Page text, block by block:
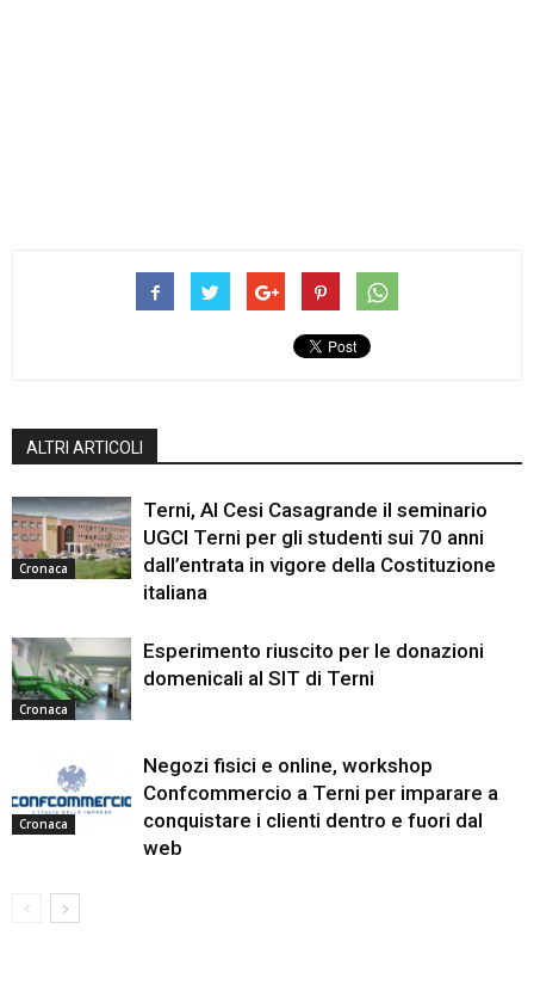
ALTRI ARTICOLI
Cronaca
Terni, Al Cesi Casagrande il seminario
UGCI Terni per gli studenti sui 70 anni
dall’entrata in vigore della Costituzione
italiana
Cronaca
Esperimento riuscito per le donazioni
domenicali al SIT di Terni
Cronaca
Negozi fisici e online, workshop
Confcommercio a Terni per imparare a
conquistare i clienti dentro e fuori dal
web